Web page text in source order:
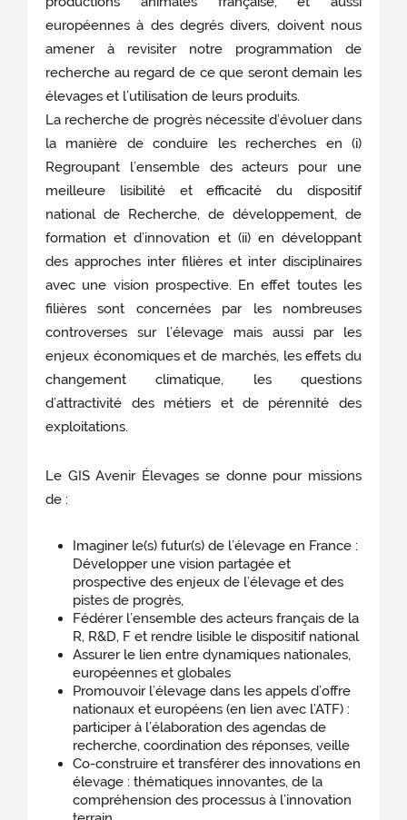
européennes à des degrés divers, doivent nous
amener à revisiter notre programmation de
recherche au regard de ce que seront demain les
élevages et l’utilisation de leurs produits.
La recherche de progrès nécessite d’évoluer dans
la manière de conduire les recherches en (i)
Regroupant l’ensemble des acteurs pour une
meilleure lisibilité et efficacité du dispositif
national de Recherche, de développement, de
formation et d’innovation et (ii) en développant
des approches inter filières et inter disciplinaires
avec une vision prospective. En effet toutes les
filières sont concernées par les nombreuses
controverses sur l’élevage mais aussi par les
enjeux économiques et de marchés, les effets du
changement climatique, les questions
d’attractivité des métiers et de pérennité des
exploitations.
Le GIS Avenir Élevages se donne pour missions
de :
Imaginer le(s) futur(s) de l’élevage en France :
Développer une vision partagée et
prospective des enjeux de l’élevage et des
pistes de progrès,
Fédérer l’ensemble des acteurs français de la
R, R&D, F et rendre lisible le dispositif national
Assurer le lien entre dynamiques nationales,
européennes et globales
Promouvoir l’élevage dans les appels d’offre
nationaux et européens (en lien avec l’ATF) :
participer à l’élaboration des agendas de
recherche, coordination des réponses, veille
Co-construire et transférer des innovations en
élevage : thématiques innovantes, de la
compréhension des processus à l’innovation